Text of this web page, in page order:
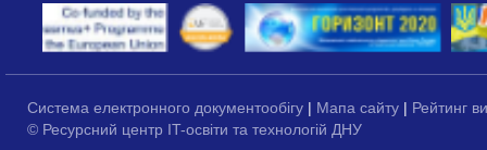
Система електронного документообігу | Мапа сайту | Рейтинг
© Ресурсний центр IT-освіти та технологій ДНУ